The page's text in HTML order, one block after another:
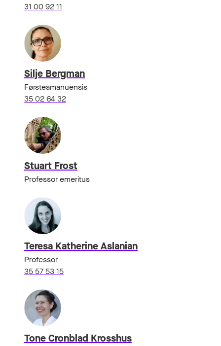
31 00 92 11
Silje Bergman
Førsteamanuensis
35 02 64 32
Stuart Frost
Professor emeritus
Teresa Katherine Aslanian
Professor
35 57 53 15
Tone Cronblad Krosshus